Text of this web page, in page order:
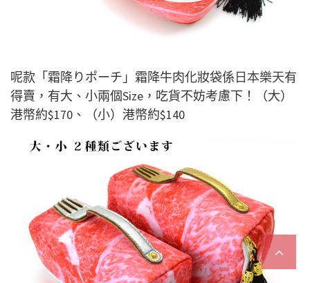
呢款「霜降りポーチ」霜降牛肉化妝袋係日本樂天有
得賣，有大、小兩個Size，吃貨不妨考慮下！（大）
港幣約$170、（小）港幣約$140